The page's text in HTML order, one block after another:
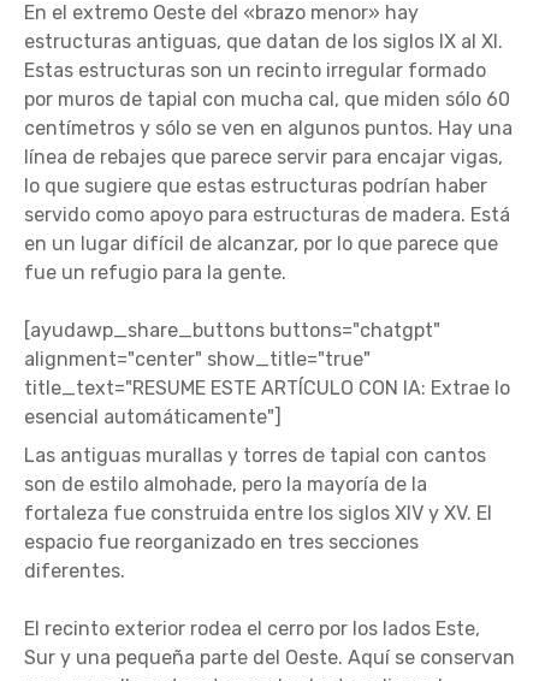
En el extremo Oeste del «brazo menor» hay
estructuras antiguas, que datan de los siglos IX al XI.
Estas estructuras son un recinto irregular formado
por muros de tapial con mucha cal, que miden sólo 60
centímetros y sólo se ven en algunos puntos. Hay una
línea de rebajes que parece servir para encajar vigas,
lo que sugiere que estas estructuras podrían haber
servido como apoyo para estructuras de madera. Está
en un lugar difícil de alcanzar, por lo que parece que
fue un refugio para la gente.
[ayudawp_share_buttons buttons="chatgpt"
alignment="center" show_title="true"
title_text="RESUME ESTE ARTÍCULO CON IA: Extrae lo
esencial automáticamente"]
Las antiguas murallas y torres de tapial con cantos
son de estilo almohade, pero la mayoría de la
fortaleza fue construida entre los siglos XIV y XV. El
espacio fue reorganizado en tres secciones
diferentes.
El recinto exterior rodea el cerro por los lados Este,
Sur y una pequeña parte del Oeste. Aquí se conservan